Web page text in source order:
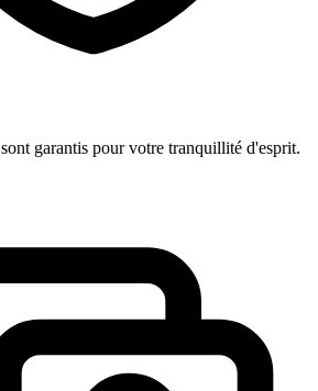
garantis pour votre tranquillité d'esprit.